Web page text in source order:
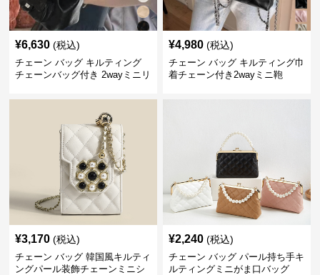
¥6,630 (税込)
チェーン バッグ キルティング
チェーンバッグ付き 2wayミニリ
¥4,980 (税込)
チェーン バッグ キルティング巾
着チェーン付き2wayミニ鞄
¥3,170 (税込)
チェーン バッグ 韓国風キルティ
ングパール装飾チェーンミニシ
¥2,240 (税込)
チェーン バッグ パール持ち手キ
ルティングミニがま口バッグ